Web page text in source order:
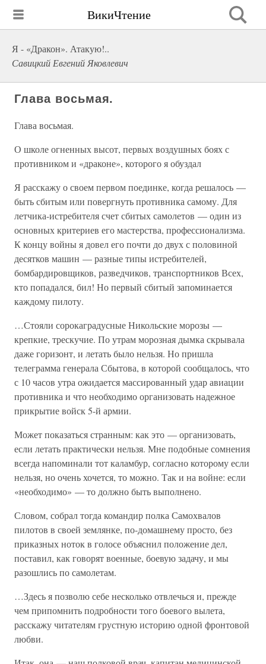
ВикиЧтение
Я - «Дракон». Атакую!..
Савицкий Евгений Яковлевич
Глава восьмая.
Глава восьмая.
О школе огненных высот, первых воздушных боях с
противником и «драконе», которого я обуздал
Я расскажу о своем первом поединке, когда решалось —
быть сбитым или повергнуть противника самому. Для
летчика-истребителя счет сбитых самолетов — один из
основных критериев его мастерства, профессионализма.
К концу войны я довел его почти до двух с половиной
десятков машин — разные типы истребителей,
бомбардировщиков, разведчиков, транспортников Всех,
кто попадался, бил! Но первый сбитый запоминается
каждому пилоту.
…Стояли сорокаградусные Никольские морозы —
крепкие, трескучие. По утрам морозная дымка скрывала
даже горизонт, и летать было нельзя. Но пришла
телеграмма генерала Сбытова, в которой сообщалось, что
с 10 часов утра ожидается массированный удар авиации
противника и что необходимо организовать надежное
прикрытие войск 5-й армии.
Может показаться странным: как это — организовать,
если летать практически нельзя. Мне подобные сомнения
всегда напоминали тот каламбур, согласно которому если
нельзя, но очень хочется, то можно. Так и на войне: если
«необходимо» — то должно быть выполнено.
Словом, собрал тогда командир полка Самохвалов
пилотов в своей землянке, по-домашнему просто, без
приказных ноток в голосе объяснил положение дел,
поставил, как говорят военные, боевую задачу, и мы
разошлись по самолетам.
…Здесь я позволю себе несколько отвлечься и, прежде
чем припомнить подробности того боевого вылета,
расскажу читателям грустную историю одной фронтовой
любви.